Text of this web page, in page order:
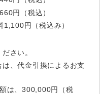
円（税込）
円（税込み）
さい。
、代金引換によるお支
は、300,000円（税